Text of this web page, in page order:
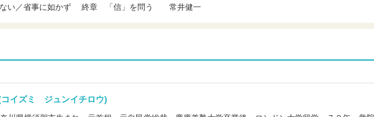
ない／省事に如かず 終章 「信」を問う 常井健一
コイズミ ジュンイチロウ)